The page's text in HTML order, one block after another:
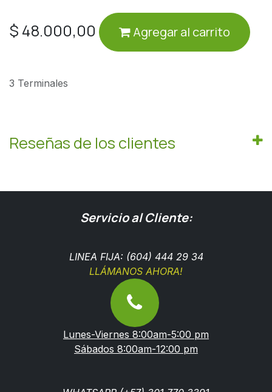
$ 48.000,00 Agregar al carrito
3 Terminales
Reseñas de los clientes
Servicio al Cliente:
LINEA FIJA: (604) 444 29 34
LLÁMANOS AHORA!
Lunes-Viernes 8:00am-5:00 pm
Sábados 8:00am-12:00 pm